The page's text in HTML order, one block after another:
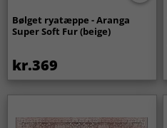
Bølget ryatæppe - Aranga
Super Soft Fur (beige)
kr.369